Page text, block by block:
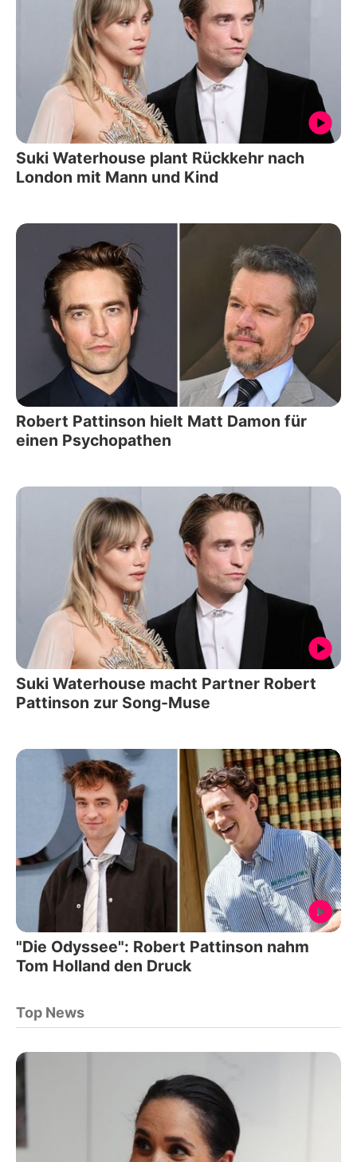
Suki Waterhouse plant Rückkehr nach
London mit Mann und Kind
Robert Pattinson hielt Matt Damon für
einen Psychopathen
Suki Waterhouse macht Partner Robert
Pattinson zur Song-Muse
"Die Odyssee": Robert Pattinson nahm
Tom Holland den Druck
Top News